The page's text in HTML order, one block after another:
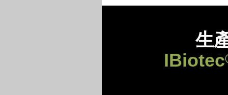
生
IBiotec